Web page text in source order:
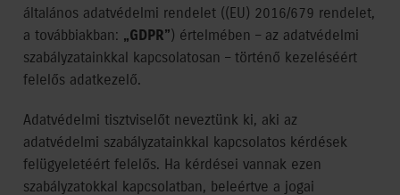
általános adatvédelmi rendelet ((EU) 2016/679 rendelet,
a továbbiakban: „GDPR”) értelmében – az adatvédelmi
szabályzatainkkal kapcsolatosan – történő kezeléséért
felelős adatkezelő.
Adatvédelmi tisztviselőt neveztünk ki, aki az
adatvédelmi szabályzatainkkal kapcsolatos kérdések
felügyeletéért felelős. Ha kérdései vannak ezen
szabályzatokkal kapcsolatban, beleértve a jogai